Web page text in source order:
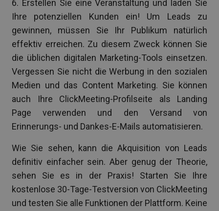
6. Erstellen Sie eine Veranstaltung und laden Sie
Ihre potenziellen Kunden ein! Um Leads zu
gewinnen, müssen Sie Ihr Publikum natürlich
effektiv erreichen. Zu diesem Zweck können Sie
die üblichen digitalen Marketing-Tools einsetzen.
Vergessen Sie nicht die Werbung in den sozialen
Medien und das Content Marketing. Sie können
auch Ihre ClickMeeting-Profilseite als Landing
Page verwenden und den Versand von
Erinnerungs- und Dankes-E-Mails automatisieren.
Wie Sie sehen, kann die Akquisition von Leads
definitiv einfacher sein. Aber genug der Theorie,
sehen Sie es in der Praxis! Starten Sie Ihre
kostenlose 30-Tage-Testversion von ClickMeeting
und testen Sie alle Funktionen der Plattform. Keine